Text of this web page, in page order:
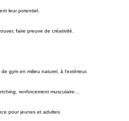
leur potentiel.
faire preuve de créativité.
gym en milieu naturel, à l'extérieur.
renforcement musculaire...
pour jeunes et adultes.